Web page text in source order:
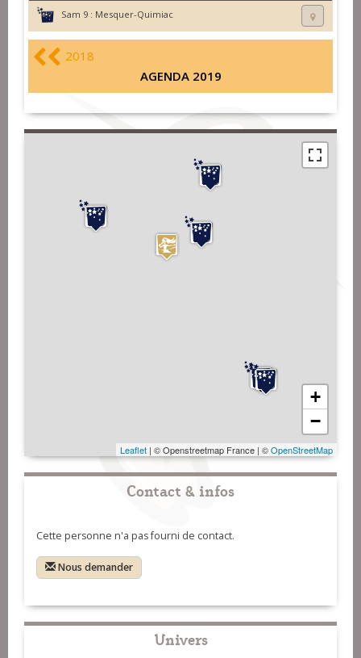
Sam 9 : Mesquer-Quimiac
2018
AGENDA 2019
+
−
Leaflet | © Openstreetmap France | ©OpenStreetMap
Contact & infos
Cette personne n'a pas fourni de contact.
Nous demander
Univers